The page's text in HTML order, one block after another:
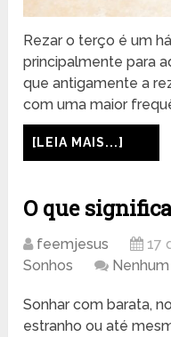
Rezar o terço é um
principalmente para
que antigamente a
com uma maior
[LEIA MAIS...]
O que
feemjesus
17
Sonhos
Sonhar com barata,
estranho ou até